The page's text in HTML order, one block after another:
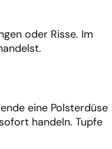
oder Risse. Im
eine Polsterdüse
handeln. Tupfe